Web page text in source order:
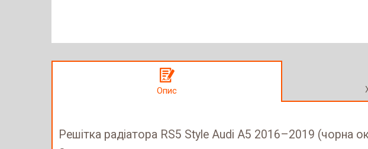
Опис
Решітка радіатора RS5 Style Audi A5 2016–2019 (чорна